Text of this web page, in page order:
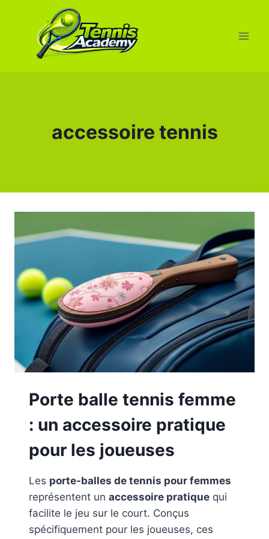
contenu
accessoire tennis
Porte balle tennis femme
: un accessoire pratique
pour les joueuses
Les porte-balles de tennis pour femmes
représentent un accessoire pratique qui
facilite le jeu sur le court. Conçus
spécifiquement pour les joueuses, ces